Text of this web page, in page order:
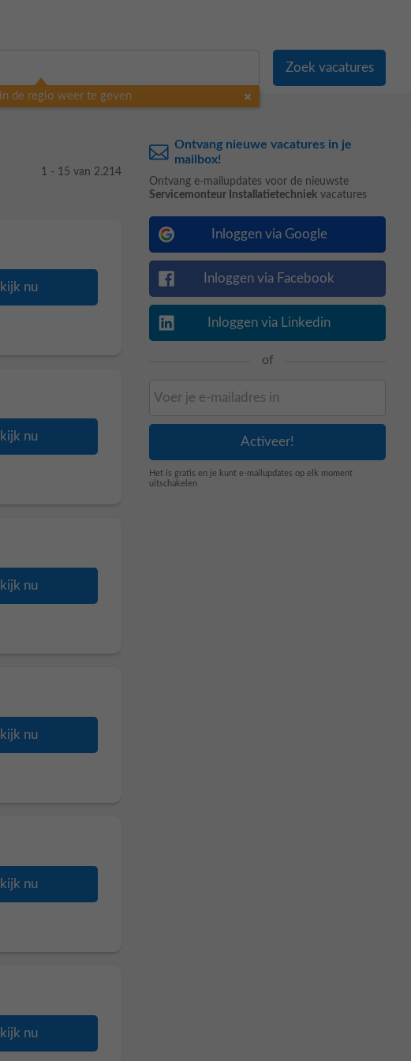
de regio weer te geven
1 - 15 van 2.214
nu
nu
nu
nu
nu
nu
Ontvang nieuwe vacatures in je
mailbox!
Ontvang e-mailupdates voor de nieuwste
Servicemonteur Installatietechniek vacatures
Inloggen via Google
Inloggen via Facebook
Inloggen via Linkedin
of
Het is gratis en je kunt e-mailupdates op elk moment
uitschakelen